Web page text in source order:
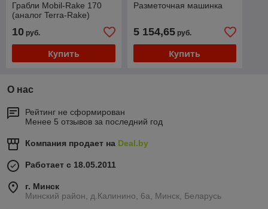
Грабли Mobil-Rake 170
(аналог Terra-Rake)
10 руб.
Купить
Разметочная машинка
5 154,65руб.
Купить
О нас
Рейтинг не сформирован
Менее 5 отзывов за последний год
Компания продает на Deal.by
Работает с 18.05.2011
г. Минск
Минский район, д.Калинино, 6а, Минск, Беларусь